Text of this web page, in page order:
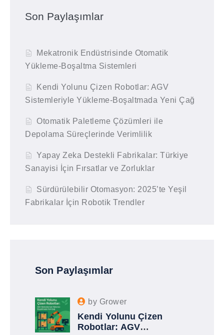
Son Paylaşımlar
Mekatronik Endüstrisinde Otomatik
Yükleme-Boşaltma Sistemleri
Kendi Yolunu Çizen Robotlar: AGV
Sistemleriyle Yükleme-Boşaltmada Yeni Çağ
Otomatik Paletleme Çözümleri ile
Depolama Süreçlerinde Verimlilik
Yapay Zeka Destekli Fabrikalar: Türkiye
Sanayisi İçin Fırsatlar ve Zorluklar
Sürdürülebilir Otomasyon: 2025’te Yeşil
Fabrikalar İçin Robotik Trendler
Son Paylaşımlar
by Grower
Kendi Yolunu Çizen
Robotlar: AGV